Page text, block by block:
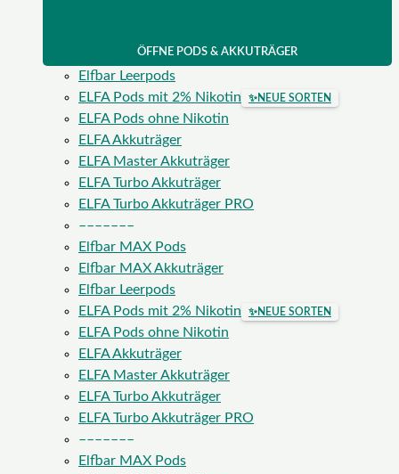
ÖFFNE PODS & AKKUTRÄGER
Elfbar Leerpods
ELFA Pods mit 2% Nikotin
✨NEUE SORTEN
ELFA Pods ohne Nikotin
ELFA Akkuträger
ELFA Master Akkuträger
ELFA Turbo Akkuträger
ELFA Turbo Akkuträger PRO
–––––––
Elfbar MAX Pods
Elfbar MAX Akkuträger
Elfbar Leerpods
ELFA Pods mit 2% Nikotin
✨NEUE SORTEN
ELFA Pods ohne Nikotin
ELFA Akkuträger
ELFA Master Akkuträger
ELFA Turbo Akkuträger
ELFA Turbo Akkuträger PRO
–––––––
Elfbar MAX Pods